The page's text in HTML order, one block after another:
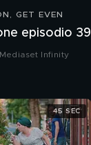
GET EVEN
episodio 39
Infinity
45 SEC